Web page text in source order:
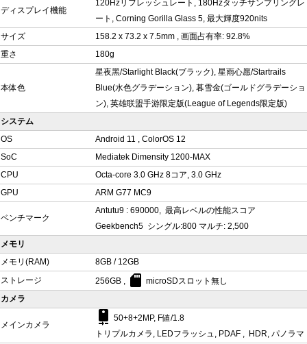
ディスプレイ機能
120Hzリフレッシュレート, 180Hzタッチサンプリングレ
ート, Corning Gorilla Glass 5, 最大輝度920nits
サイズ
158.2 x 73.2 x 7.5mm , 画面占有率: 92.8%
重さ
180g
本体色
星夜黑/Starlight Black(ブラック), 星雨心愿/Startrails
Blue(水色グラデーション), 暮雪金(ゴールドグラデーショ
ン), 英雄联盟手游限定版(League of Legends限定版)
システム
OS
Android 11 , ColorOS 12
SoC
Mediatek Dimensity 1200-MAX
CPU
Octa-core 3.0 GHz 8コア, 3.0 GHz
GPU
ARM G77 MC9
ベンチマーク
Antutu9 : 690000, 最高レベルの性能スコア
Geekbench5 シングル:800 マルチ: 2,500
メモリ
メモリ(RAM)
8GB / 12GB
ストレージ
256GB , sd_card microSDスロット無し
カメラ
メインカメラ camera_rear 50+8+2MP, F値/1.8
トリプルカメラ, LEDフラッシュ, PDAF , HDR, パノラマ